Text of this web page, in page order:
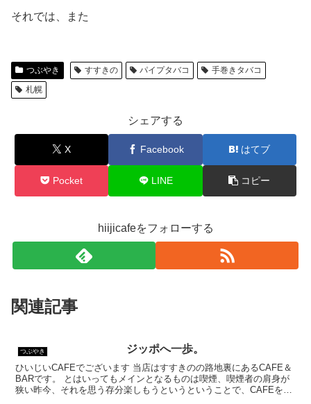
それでは、また
つぶやき すすきの パイプタバコ
手巻きタバコ
札幌
シェアする
X Facebook はてブ
Pocket LINE コピー
hiijicafeをフォローする
関連記事
つぶやき ジッポへ一歩。
ひいじいCAFEでございます 当店はすすきのの路地裏にあるCAFE＆
BARです。 とはいってもメインとなるものは喫煙、喫煙者の肩身が
狭い昨今、それを思う存分楽しもうというということで、CAFEを名